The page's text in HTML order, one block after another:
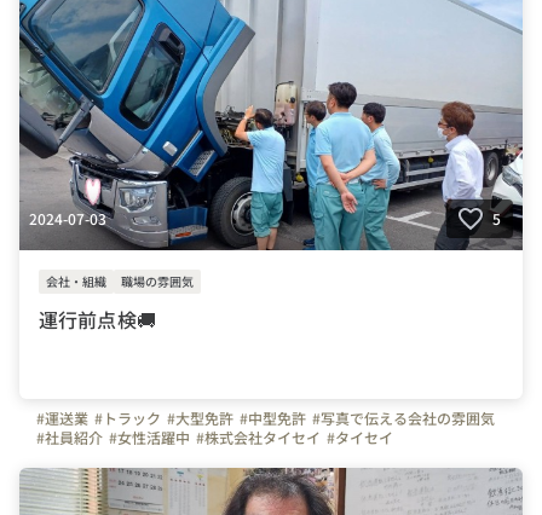
2024-07-03 5
会社・組織 職場の雰囲気
運行前点検🚚
#運送業 #トラック #大型免許 #中型免許 #写真で伝える会社の雰囲気
#社員紹介 #女性活躍中 #株式会社タイセイ #タイセイ
#免許取得制度 #埼玉県 #千葉県